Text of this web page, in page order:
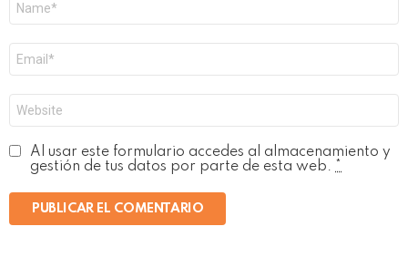
electrónico
*
Al usar este formulario accedes al almacenamiento y
gestión de tus datos por parte de esta web.